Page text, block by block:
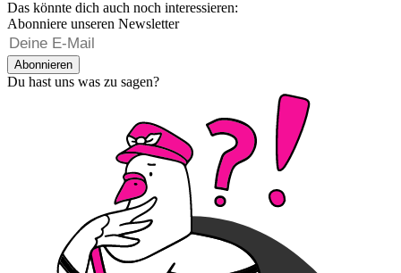
Das könnte dich auch noch interessieren:
Abonniere unseren Newsletter
Abonnieren
Du hast uns was zu sagen?